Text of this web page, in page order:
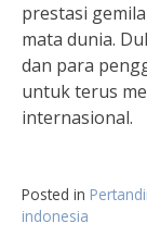
prestasi
mata dunia.
dan para
untuk terus
internasional.
Posted in
indonesia